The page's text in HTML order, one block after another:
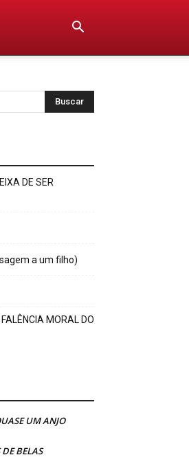
DE SER
a um filho)
MORAL DO
UM ANJO
BELAS